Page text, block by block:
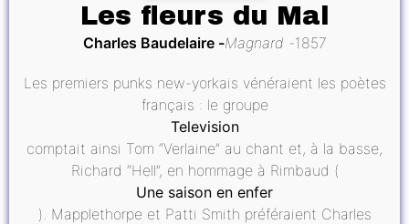
Les fleurs du Mal
Charles Baudelaire Magnard 1857
Les premiers punks new-yorkais vénéraient les poètes
français : le groupe
Television
comptait ainsi Tom “Verlaine” au chant et, à la basse,
Richard “Hell”, en hommage à Rimbaud (
Une saison en enfer
). Mapplethorpe et Patti Smith préféraient Charles